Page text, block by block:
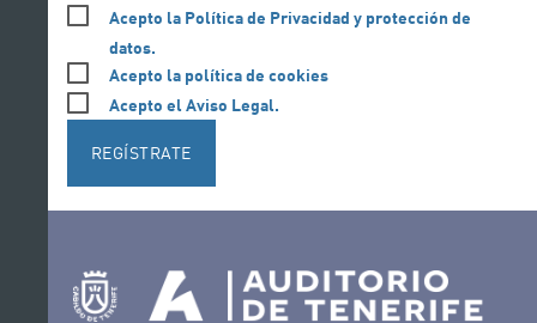
Acepto la Política de Privacidad y protección de
datos.
Acepto la política de cookies
Acepto el Aviso Legal.
REGÍSTRATE